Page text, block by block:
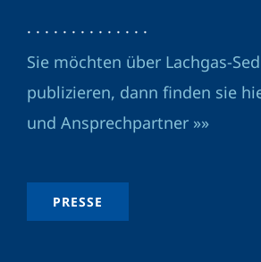
· · · · · · · · · · · · · ·
Sie möchten über Lachgas-
publizieren, dann finden sie
und Ansprechpartner »»
PRESSE